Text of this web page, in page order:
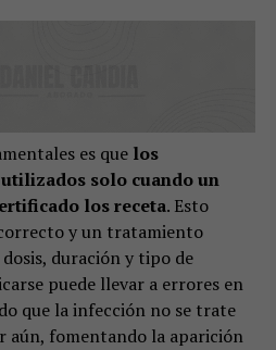
es que los
solo cuando un
los receta. Esto
y un tratamiento
duración y tipo de
puede llevar a errores en
que la infección no se trate
aún, fomentando la aparición